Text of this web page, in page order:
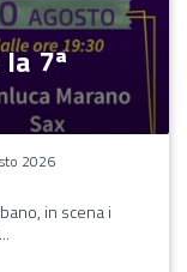
7ª
2026
in scena i